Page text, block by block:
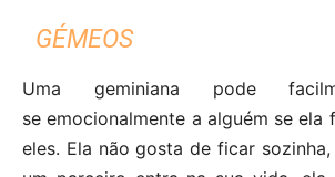
GÉMEOS
Uma geminiana pode
se emocionalmente a alguém se ela
eles. Ela não gosta de ficar